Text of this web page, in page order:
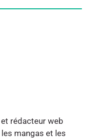
rédacteur web
mangas et les